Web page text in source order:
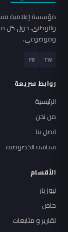
مؤسسة إعلامية
والوطني، حول كل
وموضوعي.
TW
FB
روابط سريعة
الرئيسية
من نحن
اتصل بنا
سياسة الخصوصية
الأقسام
نيوز بار
خاص
تقارير و متابعات